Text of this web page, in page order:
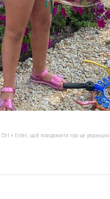
+ Enter, щоб повідомити про це редакцію